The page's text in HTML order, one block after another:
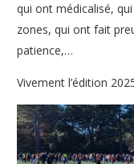
qui ont médicalisé,
zones, qui ont fait
patience,…
Vivement l’édition